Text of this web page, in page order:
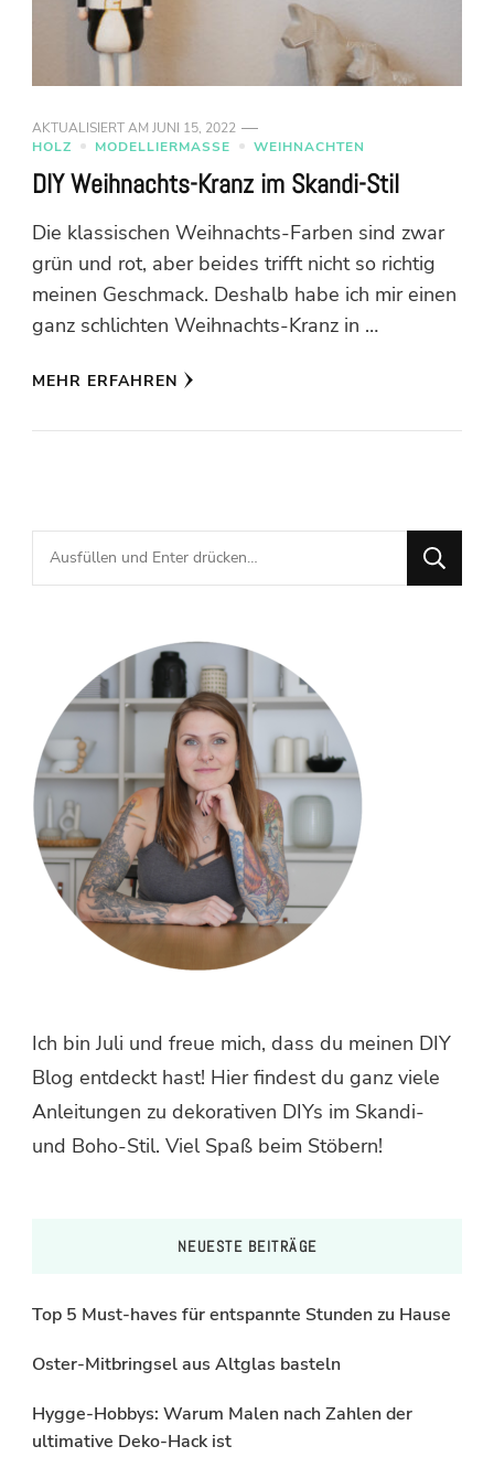
AKTUALISIERT AM JUNI 15, 2022
HOLZ
MODELLIERMASSE WEIHNACHTEN
DIY Weihnachts-Kranz im Skandi-Stil
Die klassischen Weihnachts-Farben sind zwar
grün und rot, aber beides trifft nicht so richtig
meinen Geschmack. Deshalb habe ich mir einen
ganz schlichten Weihnachts-Kranz in …
MEHR ERFAHREN
Suchst
du
Ich bin Juli und freue mich, dass du meinen DIY
Blog entdeckt hast! Hier findest du ganz viele
Anleitungen zu dekorativen DIYs im Skandi-
und Boho-Stil. Viel Spaß beim Stöbern!
NEUESTE BEITRÄGE
Top 5 Must-haves für entspannte Stunden zu Hause
Oster-Mitbringsel aus Altglas basteln
Hygge-Hobbys: Warum Malen nach Zahlen der
ultimative Deko-Hack ist